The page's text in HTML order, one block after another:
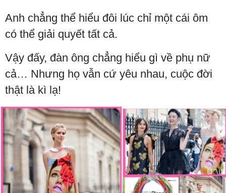
Anh chẳng thể hiểu đôi lúc chỉ một cái ôm
có thể giải quyết tất cả.
Vậy đấy, đàn ông chẳng hiểu gì về phụ nữ
cả… Nhưng họ vẫn cứ yêu nhau, cuộc đời
thật là kì lạ!